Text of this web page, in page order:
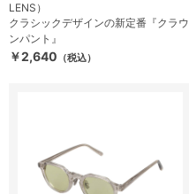
LENS）
クラシックデザインの新定番『クラウ
ンパント』
￥2,640 （税込）